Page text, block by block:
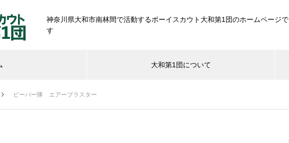
神奈川県大和市南林間で活動するボーイスカウト大和第1団のホームページで
す
大和第1団について
ビーバー隊 エアーブラスター